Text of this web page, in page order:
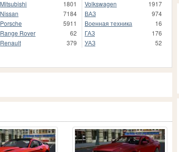
Mitsubishi
1801
Nissan
7184
Porsche
5911
Range Rover
62
Renault
379
Volkswagen
1917
ВАЗ
974
Военная техника
16
ГАЗ
176
УАЗ
52